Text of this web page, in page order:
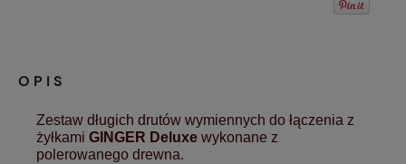
OPIS
Zestaw długich drutów wymiennych do łączenia z
żyłkami GINGER Deluxe wykonane z
polerowanego drewna.